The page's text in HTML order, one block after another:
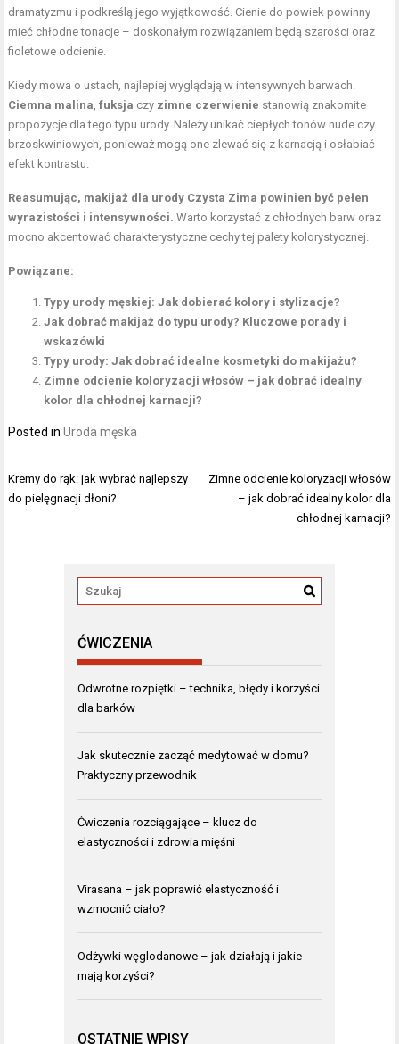
dramatyzmu i podkreślą jego wyjątkowość. Cienie do powiek powinny
mieć chłodne tonacje – doskonałym rozwiązaniem będą szarości oraz
fioletowe odcienie.
Kiedy mowa o ustach, najlepiej wyglądają w intensywnych barwach.
Ciemna malina ,fuksja czy zimne czerwienie stanowią znakomite
propozycje dla tego typu urody. Należy unikać ciepłych tonów nude czy
brzoskwiniowych, ponieważ mogą one zlewać się z karnacją i osłabiać
efekt kontrastu.
Reasumując, makijaż dla urody Czysta Zima powinien być pełen
wyrazistości i intensywności. Warto korzystać z chłodnych barw oraz
mocno akcentować charakterystyczne cechy tej palety kolorystycznej.
Powiązane:
Typy urody męskiej: Jak dobierać kolory i stylizacje?
Jak dobrać makijaż do typu urody? Kluczowe porady i
wskazówki
Typy urody: Jak dobrać idealne kosmetyki do makijażu?
Zimne odcienie koloryzacji włosów – jak dobrać idealny
kolor dla chłodnej karnacji?
Posted inUroda męska
Nawigacja
wpisu
Kremy do rąk: jak wybrać najlepszy
do pielęgnacji dłoni?
Zimne odcienie koloryzacji włosów
– jak dobrać idealny kolor dla
chłodnej karnacji?
ĆWICZENIA
Odwrotne rozpiętki – technika, błędy i korzyści
dla barków
Jak skutecznie zacząć medytować w domu?
Praktyczny przewodnik
Ćwiczenia rozciągające – klucz do
elastyczności i zdrowia mięśni
Virasana – jak poprawić elastyczność i
wzmocnić ciało?
Odżywki węglodanowe – jak działają i jakie
mają korzyści?
OSTATNIE WPISY